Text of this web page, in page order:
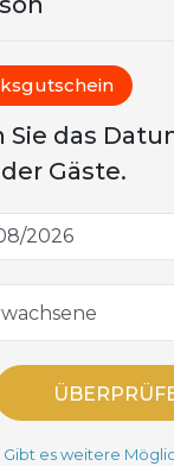
Sie das
Gäste.
Gibt es weitere